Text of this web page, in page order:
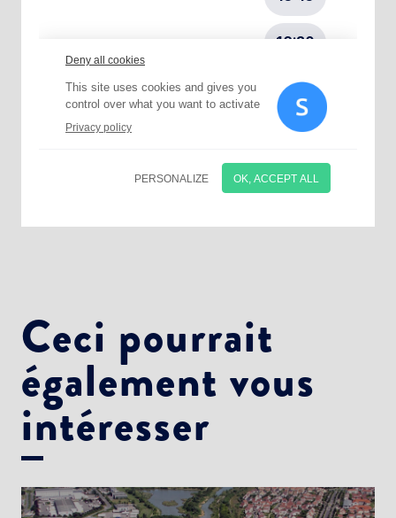
Ceci pourrait
également vous
intéresser
Choisissez votre abonnement :
Alertes Mail
Newsletter Culture
Newsletter Sport et Vie associative